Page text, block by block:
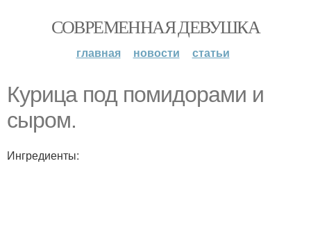
СОВРЕМЕННАЯ ДЕВУШКА
главная новости статьи
Курица под помидорами и
сыром.
Ингредиенты: